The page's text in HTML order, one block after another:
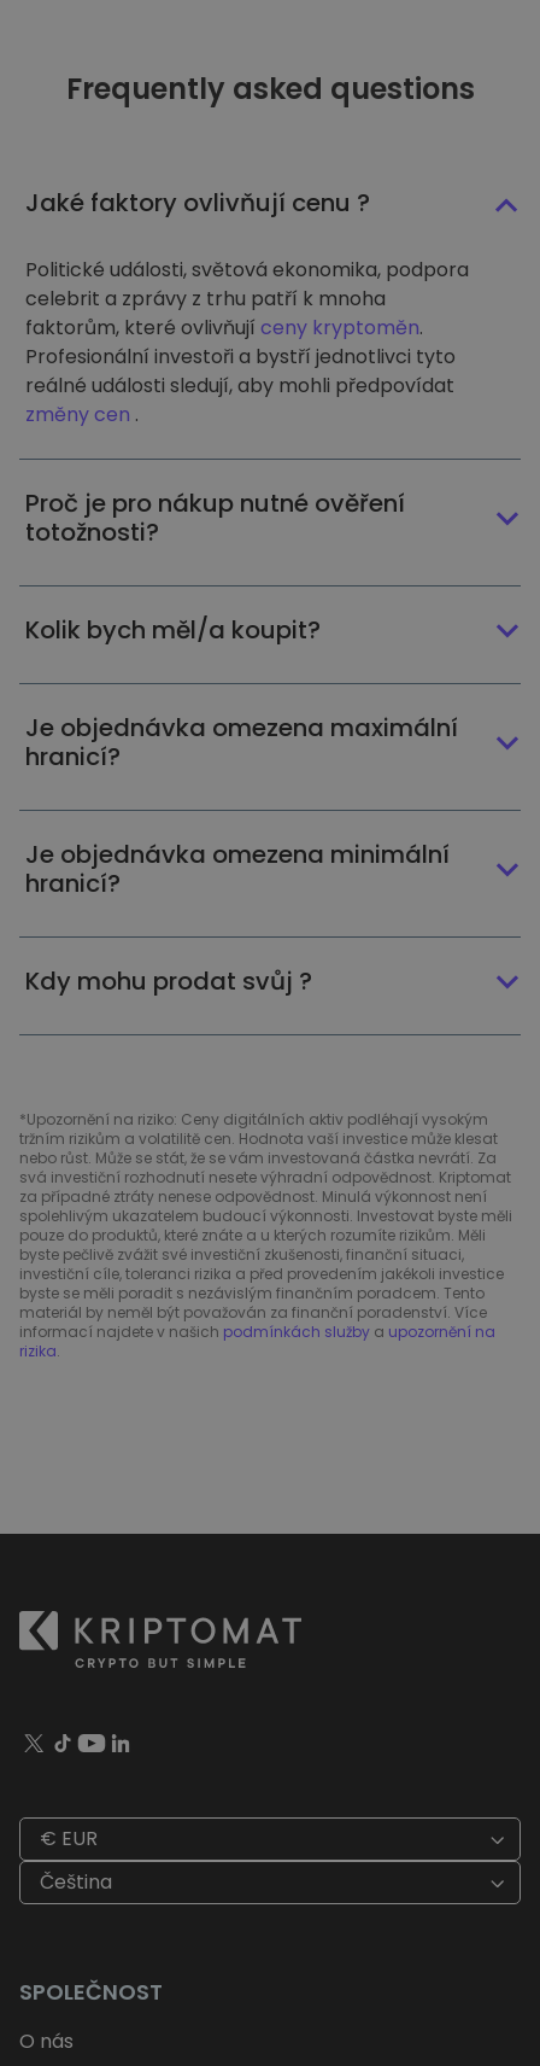
Frequently asked questions
Jaké faktory ovlivňují cenu ?
Politické události, světová ekonomika, podpora
celebrit a zprávy z trhu patří k mnoha
faktorům, které ovlivňují ceny kryptoměn.
Profesionální investoři a bystří jednotlivci tyto
reálné události sledují, aby mohli předpovídat
změny cen .
Proč je pro nákup nutné ověření
totožnosti?
Kolik bych měl/a koupit?
Je objednávka omezena maximální
hranicí?
Je objednávka omezena minimální
hranicí?
Kdy mohu prodat svůj ?
*Upozornění na riziko: Ceny digitálních aktiv podléhají vysokým
tržním rizikům a volatilitě cen. Hodnota vaší investice může klesat
nebo růst. Může se stát, že se vám investovaná částka nevrátí. Za
svá investiční rozhodnutí nesete výhradní odpovědnost. Kriptomat
za případné ztráty nenese odpovědnost. Minulá výkonnost není
spolehlivým ukazatelem budoucí výkonnosti. Investovat byste měli
pouze do produktů, které znáte a u kterých rozumíte rizikům. Měli
byste pečlivě zvážit své investiční zkušenosti, finanční situaci,
investiční cíle, toleranci rizika a před provedením jakékoli investice
byste se měli poradit s nezávislým finančním poradcem. Tento
materiál by neměl být považován za finanční poradenství. Více
informací najdete v našich podmínkách služby a upozornění na
rizika.
€ EUR
Čeština
SPOLEČNOST
O nás